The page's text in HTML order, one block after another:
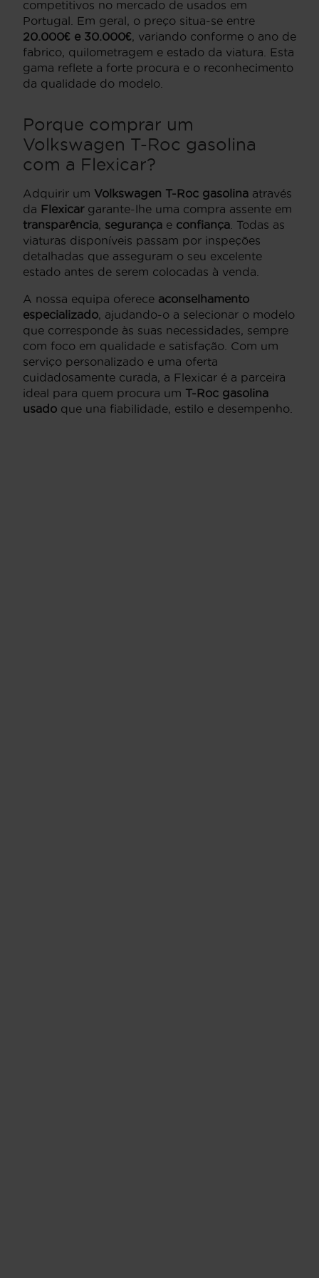
competitivos no mercado de usados em
Portugal. Em geral, o preço situa-se entre
20.000€ e 30.000€, variando conforme o ano de
fabrico, quilometragem e estado da viatura. Esta
gama reflete a forte procura e o reconhecimento
da qualidade do modelo.
Porque comprar um
Volkswagen T-Roc gasolina
com a Flexicar?
Adquirir um Volkswagen T-Roc gasolina através
da Flexicargarante-lhe uma compra assente em
transparência, segurança e confiança . Todas as
viaturas disponíveis passam por inspeções
detalhadas que asseguram o seu excelente
estado antes de serem colocadas à venda.
A nossa equipa oferece aconselhamento
especializado, ajudando-o a selecionar o modelo
que corresponde às suas necessidades, sempre
com foco em qualidade e satisfação. Com um
serviço personalizado e uma oferta
cuidadosamente curada, a Flexicar é a parceira
ideal para quem procura um T-Roc gasolina
usado que una fiabilidade, estilo e desempenho.